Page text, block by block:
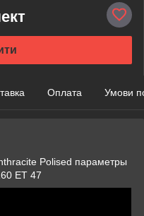
Оплата Умови
Polised параметры
ET 47